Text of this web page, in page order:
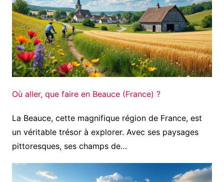
Où aller, que faire en Beauce (France) ?
La Beauce, cette magnifique région de France, est
un véritable trésor à explorer. Avec ses paysages
pittoresques, ses champs de…